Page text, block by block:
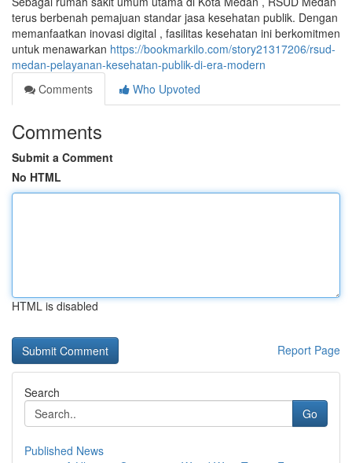
terus berbenah pemajuan standar jasa kesehatan publik. Dengan
memanfaatkan inovasi digital , fasilitas kesehatan ini berkomitmen
untuk menawarkan https://bookmarkilo.com/story21317206/rsud-
medan-pelayanan-kesehatan-publik-di-era-modern
Comments
Who Upvoted
Comments
Submit a Comment
No HTML
HTML is disabled
Report Page
Search
Go
Published News